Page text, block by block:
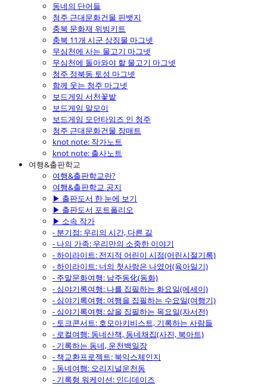
동네의 단어들
청주 근대문화건물 핀뱃지
충북 문화재 위빙키트
충북 11개 시군 상징물 마그넷
무심천에 사는 물고기 마그넷
무심천에 돌아와야 할 물고기 마그넷
청주 정북동 토성 마그넷
함께 웃는 청주 마그넷
보드게임 서천꽃밭
보드게임 말모이
보드게임 모던타임즈 인 청주
청주 근대문화건물 장매트
knot note: 작가노트
knot note: 출사노트
여행&출판학교
여행&출판학교란?
여행&출판학교 공지
▶ 출판도서 한 눈에 보기
▶ 출판도서 포트폴리오
▶ 소속 작가
- 분기점: 우리의 시간, 다른 길
- 나의 가족: 우리만의 소중한 이야기
- 하이라이트: 전지적 어린이 시점(어린시절기록)
- 하이라이트: 너의 첫사랑은 나였어(육아일기)
- 주말문화여행: 남주동化(동화)
- 심야기록여행: 나를 집필하는 화요일(에세이)
- 심야기록여행: 여행을 집필하는 수요일(여행기)
- 심야기록여행: 삶을 집필하는 목요일(자서전)
- 토크콘서트: 호모아키비스트, 기록하는 사람들
- 로컬여행: 동네산책, 동네채집(사진, 북아트)
- 기록하는 동네, 운천백일장
- 책교환프로젝트: 북익스체인지
- 동네여행: 오리지널운천동
- 기록형 워케이션: 인디데이즈